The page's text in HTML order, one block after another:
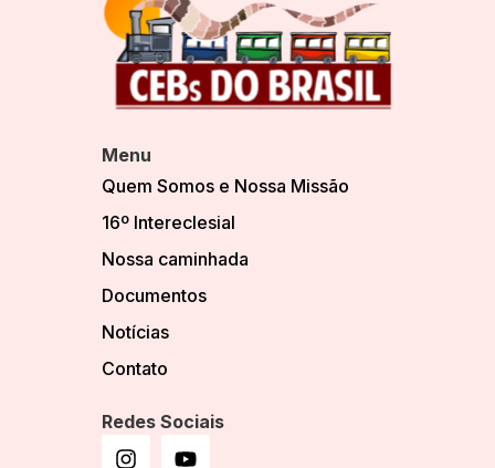
Menu
Quem Somos e Nossa Missão
16º Intereclesial
Nossa caminhada
Documentos
Notícias
Contato
Redes Sociais